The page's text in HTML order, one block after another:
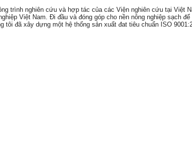
trình nghiên cứu và hợp tác của các Viện nghiên cứu tại Việt
Việt Nam. Đi đầu và đóng góp cho nền nông nghiệp sạch
đã xây dựng một hệ thống sản xuất đat tiêu chuẩn ISO